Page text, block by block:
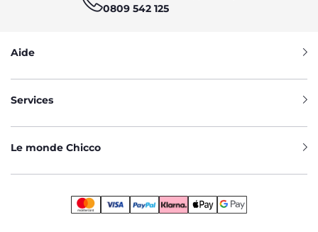
0809 542 125
Aide
Services
Le monde Chicco